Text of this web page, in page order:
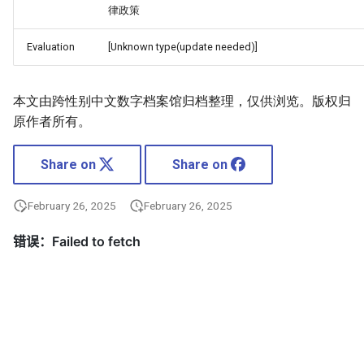
律政策
Evaluation [Unknown type(update needed)]
本文由跨性别中文数字档案馆归档整理，仅供浏览。版权归
原作者所有。
Share on Share on
February 26, 2025 February 26, 2025